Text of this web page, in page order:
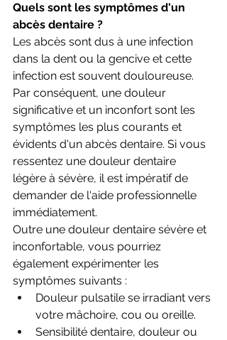
Quels sont les symptômes d'un
abcès dentaire ?
Les abcès sont dus à une infection
dans la dent ou la gencive et cette
infection est souvent douloureuse.
Par conséquent, une douleur
significative et un inconfort sont les
symptômes les plus courants et
évidents d'un abcès dentaire. Si vous
ressentez une douleur dentaire
légère à sévère, il est impératif de
demander de l'aide professionnelle
immédiatement.
Outre une douleur dentaire sévère et
inconfortable, vous pourriez
également expérimenter les
symptômes suivants :
Douleur pulsatile se irradiant vers
votre mâchoire, cou ou oreille.
Sensibilité dentaire, douleur ou